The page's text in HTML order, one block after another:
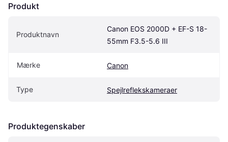
Produkt
Produktnavn
Canon EOS 2000D + EF-S 18-
55mm F3.5-5.6 III
Mærke Canon
Type Spejlreflekskameraer
Produktegenskaber